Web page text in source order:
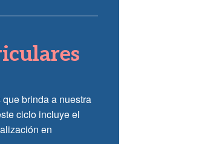
brinda a nuestra
ciclo incluye el
en